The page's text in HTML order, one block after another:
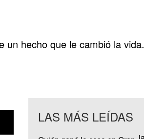
un hecho que le cambió la vida.
LAS MÁS LEÍDAS